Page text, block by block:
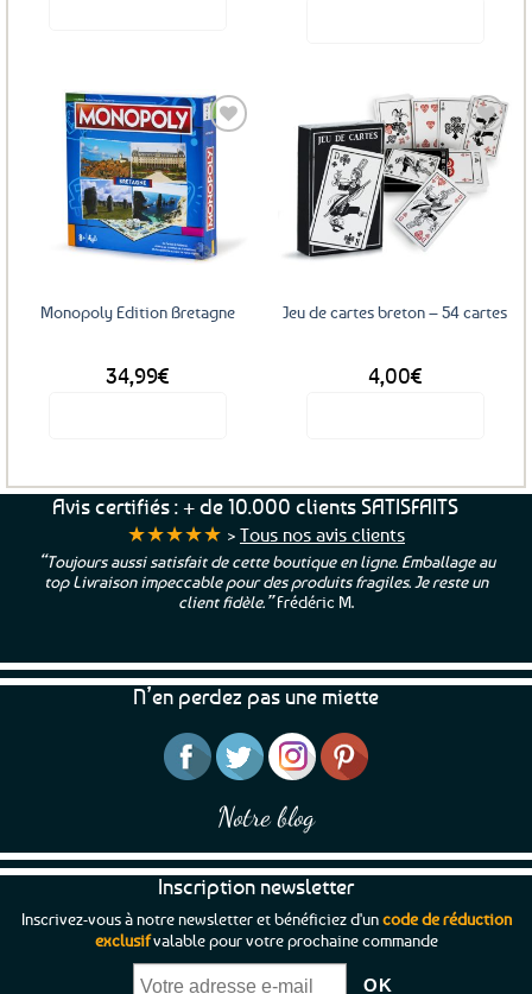
plusieurs
variations.
options
peuvent
être
sur
Ajouter
aux
favoris
Monopoly Edition Bretagne
34,99€
Ajouter
Jeu de cartes breton – 54 cartes
4,00€
Avis certifiés : + de 10.000 clients SATISFAITS
★★★★★ > Tous nos avis clients
“Toujours aussi satisfait de cette boutique en ligne. Emballage au
top Livraison impeccable pour des produits fragiles. Je reste un
client fidèle.”Frédéric M.
N’en perdez pas une miette
Notre blog
Inscription newsletter
Inscrivez-vous à notre newsletter et bénéficiez d'uncode de réduction
exclusifvalable pour votre prochaine commande